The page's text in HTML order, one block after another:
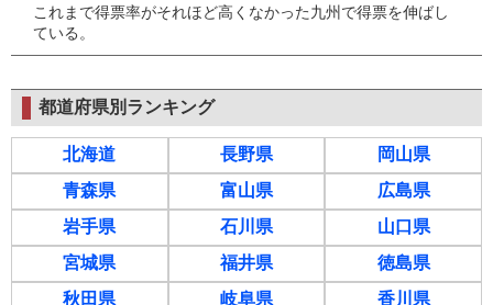
これまで得票率がそれほど高くなかった九州で得票を伸ばし
ている。
都道府県別ランキング
北海道
青森県
岩手県
宮城県
秋田県
長野県
富山県
石川県
福井県
岐阜県
岡山県
広島県
山口県
徳島県
香川県